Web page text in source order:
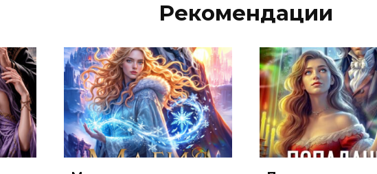
Рекомендации